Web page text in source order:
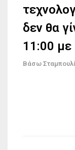
δεν θα
11:00 με
Βάσω